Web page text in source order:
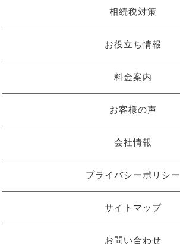
相続税対策
お役立ち情報
料金案内
お客様の声
会社情報
プライバシーポリシー
サイトマップ
お問い合わせ